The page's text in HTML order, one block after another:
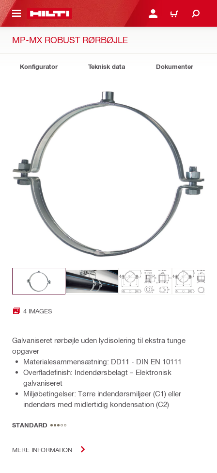
HOVEDINDHOLD LOG IND ELLER
INDKØBSKURV
MP-MX ROBUST RØRBØJLE
Konfigurator Teknisk data Dokumenter
4 IMAGES
Galvaniseret rørbøjle uden lydisolering til ekstra tunge
opgaver
Materialesammensætning: DD11 - DIN EN 10111
Overfladefinish: Indendørsbelagt – Elektronisk
galvaniseret
Miljøbetingelser: Tørre indendørsmiljøer (C1) eller
indendørs med midlertidig kondensation (C2)
STANDARD
MERE INFORMATION